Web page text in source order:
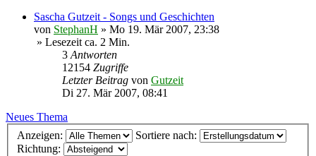
Sascha Gutzeit - Songs und Geschichten
von StephanH » Mo 19. Mär 2007, 23:38
» Lesezeit ca. 2 Min.
3Antworten
12154 Zugriffe
Letzter Beitrag von Gutzeit
Di 27. Mär 2007, 08:41
Neues Thema
Anzeigen:
Sortiere nach:
Richtung: